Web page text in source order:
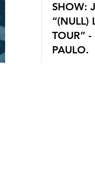
SHOW:
“(NULL)
TOUR” -
PAULO.
Queue-Fair